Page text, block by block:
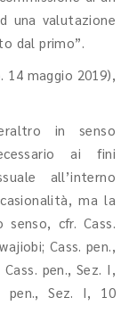
una valutazione
dal primo”.
14 maggio 2019),
in senso
ai fini
all’interno
ma la
cfr. Cass.
Cass. pen.,
pen., Sez. I,
pen., Sez. I, 10